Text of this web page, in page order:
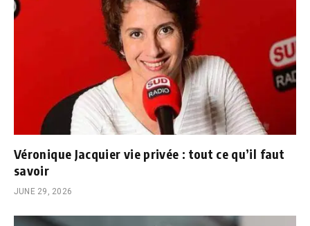
Véronique Jacquier vie privée : tout ce qu’il faut
savoir
JUNE 29, 2026